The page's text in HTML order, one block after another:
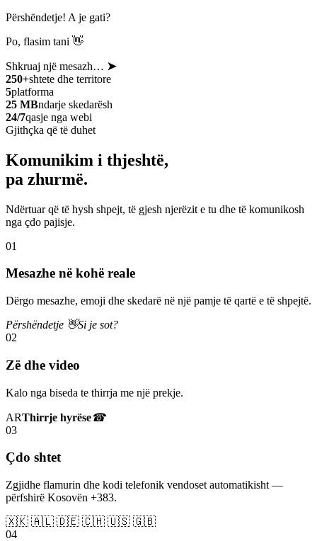
Përshëndetje! A je gati?
Po, flasim tani 👋
Shkruaj një mesazh… ➤
250+shtete dhe territore
5platforma
25 MBndarje skedarësh
24/7qasje nga webi
Gjithçka që të duhet
Komunikim i thjeshtë,
pa zhurmë.
Ndërtuar që të hysh shpejt, të gjesh njerëzit e tu dhe të komunikosh
nga çdo pajisje.
01
Mesazhe në kohë reale
Dërgo mesazhe, emoji dhe skedarë në një pamje të qartë e të shpejtë.
Përshëndetje 👋Si je sot?
02
Zë dhe video
Kalo nga biseda te thirrja me një prekje.
ARThirrje hyrëse☎
03
Çdo shtet
Zgjidhe flamurin dhe kodi telefonik vendoset automatikisht —
përfshirë Kosovën +383.
🇽🇰 🇦🇱 🇩🇪 🇨🇭 🇺🇸 🇬🇧
04